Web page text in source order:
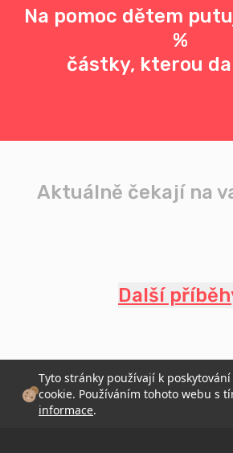
Na pomoc dětem
%
částky, kterou
Aktuálně čekají na
Další
Tyto stránky používají k
cookie. Používáním tohoto webu s
informace.